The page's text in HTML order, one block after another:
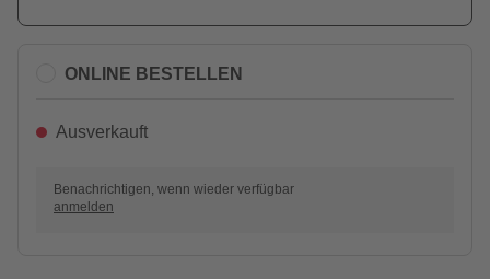
ONLINE BESTELLEN
Ausverkauft
Benachrichtigen, wenn wieder verfügbar
anmelden